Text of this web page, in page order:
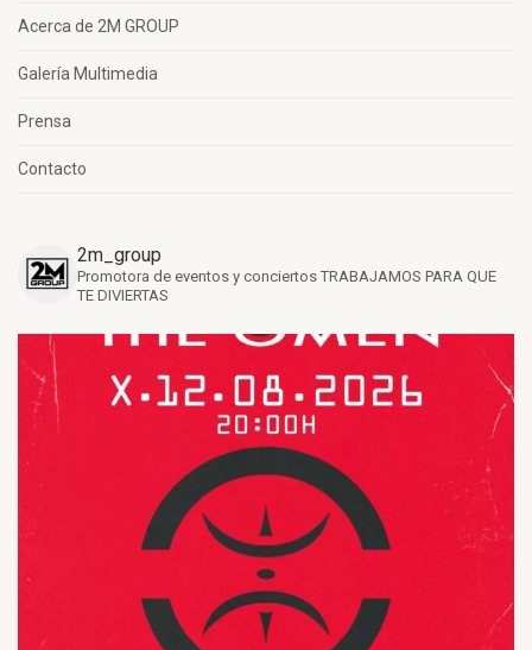
Acerca de 2M GROUP
Galería Multimedia
Prensa
Contacto
2m_group
Promotora de eventos y conciertos TRABAJAMOS PARA QUE
TE DIVIERTAS